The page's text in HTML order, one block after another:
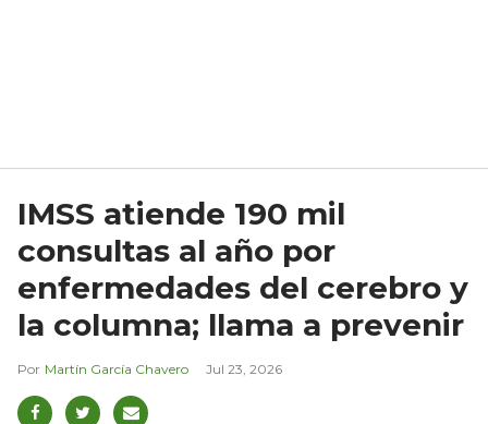
IMSS atiende 190 mil
consultas al año por
enfermedades del cerebro y
la columna; llama a prevenir
Martín García Chavero Jul 23, 2026